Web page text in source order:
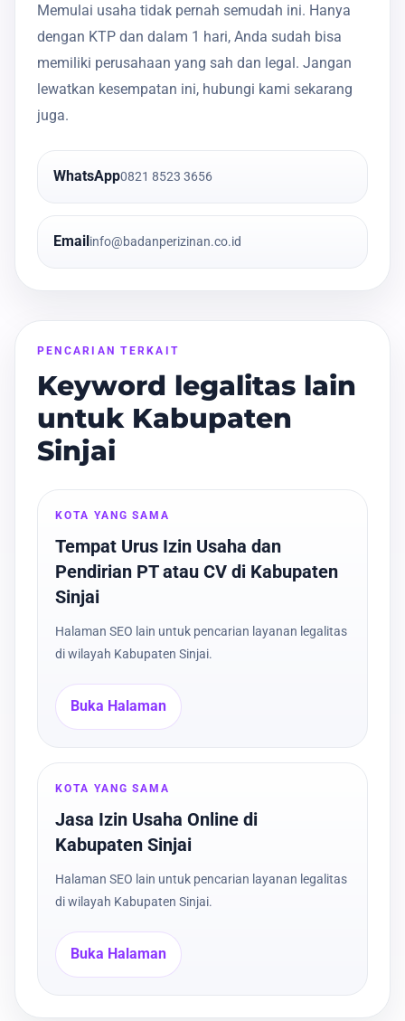
Memulai usaha tidak pernah semudah ini. Hanya
dengan KTP dan dalam 1 hari, Anda sudah bisa
memiliki perusahaan yang sah dan legal. Jangan
lewatkan kesempatan ini, hubungi kami sekarang
juga.
WhatsApp0821 8523 3656
Email info@badanperizinan.co.id
PENCARIAN TERKAIT
Keyword legalitas lain
untuk Kabupaten
Sinjai
KOTA YANG SAMA
Tempat Urus Izin Usaha dan
Pendirian PT atau CV di Kabupaten
Sinjai
Halaman SEO lain untuk pencarian layanan legalitas
di wilayah Kabupaten Sinjai.
Buka Halaman
KOTA YANG SAMA
Jasa Izin Usaha Online di
Kabupaten Sinjai
Halaman SEO lain untuk pencarian layanan legalitas
di wilayah Kabupaten Sinjai.
Buka Halaman